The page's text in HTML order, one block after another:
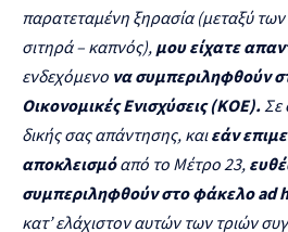
παρατεταμένη ξηρασία (μεταξύ
σιτηρά – καπνός), μου είχατε
ενδεχόμενο να συμπεριληφθούν
Οικονομικές Ενισχύσεις (ΚΟΕ). Σε
δικής σας απάντησης, καιεάν
αποκλεισμόαπό το Μέτρο 23,
συμπεριληφθούν στο φάκελοad
κατ’ ελάχιστον αυτών των τριών